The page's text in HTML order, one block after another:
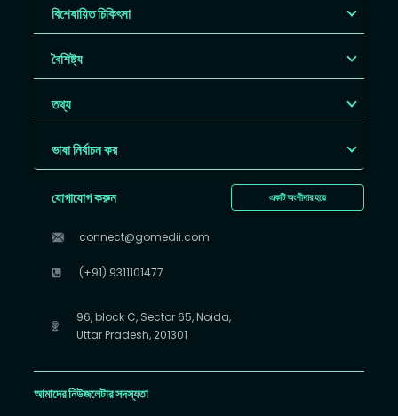
বিশেষায়িত চিকিৎসা
বৈশিষ্ট্য
তথ্য
ভাষা নির্বাচন কর
একটি অংশীদার হয়ে
যোগাযোগ করুন
connect@gomedii.com
(+91) 9311101477
96, block C, Sector 65, Noida,
Uttar Pradesh, 201301
আমাদের নিউজলেটার সদস্যতা